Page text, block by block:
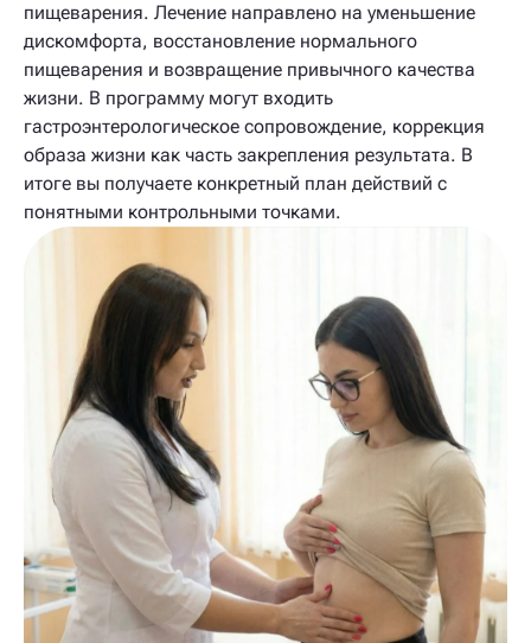
пищеварения. Лечение направлено на уменьшение
дискомфорта, восстановление нормального
пищеварения и возвращение привычного качества
жизни. В программу могут входить
гастроэнтерологическое сопровождение, коррекция
образа жизни как часть закрепления результата. В
итоге вы получаете конкретный план действий с
понятными контрольными точками.